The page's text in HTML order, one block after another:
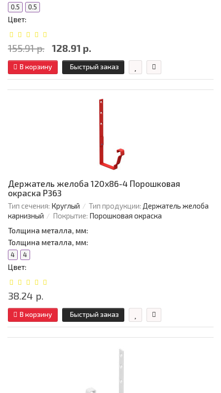
0.5 0.5
Цвет:
155.91 р. 128.91 р.
В корзину Быстрый заказ
Держатель желоба 120х86-4 Порошковая
окраска Р363
Тип сечения: Круглый Тип продукции: Держатель желоба
карнизный
Покрытие: Порошковая окраска
Толщина металла, мм:
Толщина металла, мм:
4 4
Цвет:
38.24 р.
В корзину Быстрый заказ